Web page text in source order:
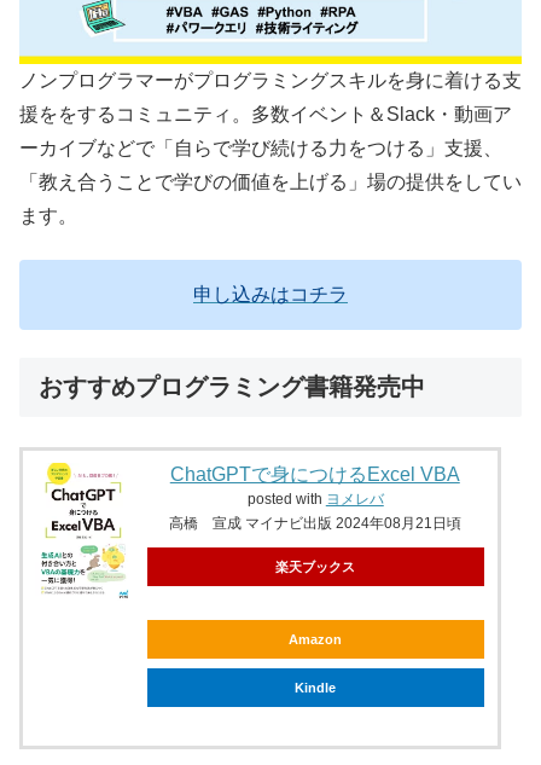
ノンプログラマーがプログラミングスキルを身に着ける支
援ををするコミュニティ。多数イベント＆Slack・動画ア
ーカイブなどで「自らで学び続ける力をつける」支援、
「教え合うことで学びの価値を上げる」場の提供をしてい
ます。
申し込みはコチラ
おすすめプログラミング書籍発売中
ChatGPTで身につけるExcel VBA
posted with ヨメレバ
高橋 宣成 マイナビ出版 2024年08月21日頃
楽天ブックス
Amazon
Kindle